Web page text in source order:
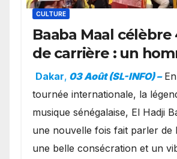
CULTURE
Baaba Maal célèbre
de carrière : un
exceptionnel à Oslo
présence de la
royale.
Dakar, 03 Août (SL-INFO) –
tournée internationale, la
musique sénégalaise, El Hadji
une nouvelle fois fait parler de
une belle consécration et un